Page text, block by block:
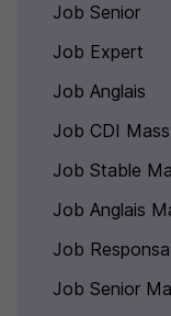
Job Senior
Job Expert
Job Anglais
Job CDI
Job Stable
Job Anglais
Job
Job Senior